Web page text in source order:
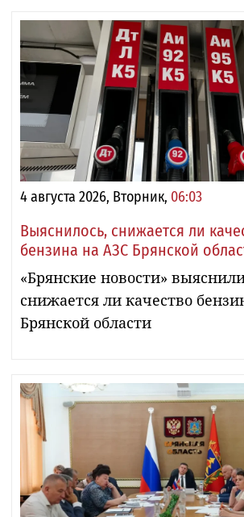
4 августа 2026, Вторник, 06:03
Выяснилось, снижается ли
бензина на АЗС Брянской
«Брянские новости»
снижается ли качество
Брянской области